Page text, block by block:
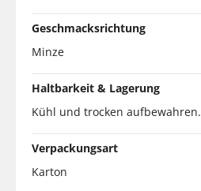
Geschmacksrichtung
Minze
Haltbarkeit & Lagerung
Kühl und trocken aufbewahren.
Verpackungsart
Karton